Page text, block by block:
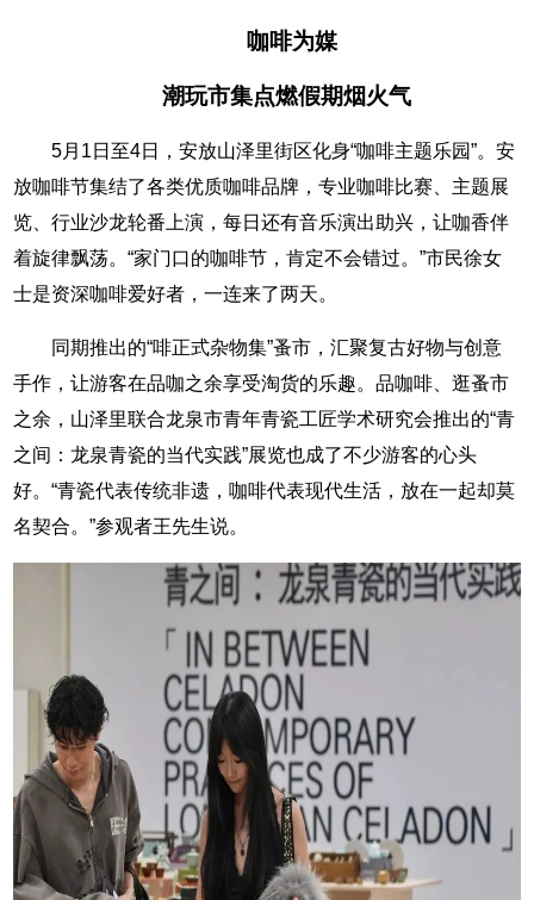
咖啡为媒
潮玩市集点燃假期烟火气
5月1日至4日，安放山泽里街区化身“咖啡主题乐园”。安
放咖啡节集结了各类优质咖啡品牌，专业咖啡比赛、主题展
览、行业沙龙轮番上演，每日还有音乐演出助兴，让咖香伴
着旋律飘荡。“家门口的咖啡节，肯定不会错过。”市民徐女
士是资深咖啡爱好者，一连来了两天。
同期推出的“啡正式杂物集”蚤市，汇聚复古好物与创意
手作，让游客在品咖之余享受淘货的乐趣。品咖啡、逛蚤市
之余，山泽里联合龙泉市青年青瓷工匠学术研究会推出的“青
之间：龙泉青瓷的当代实践”展览也成了不少游客的心头
好。“青瓷代表传统非遗，咖啡代表现代生活，放在一起却莫
名契合。”参观者王先生说。